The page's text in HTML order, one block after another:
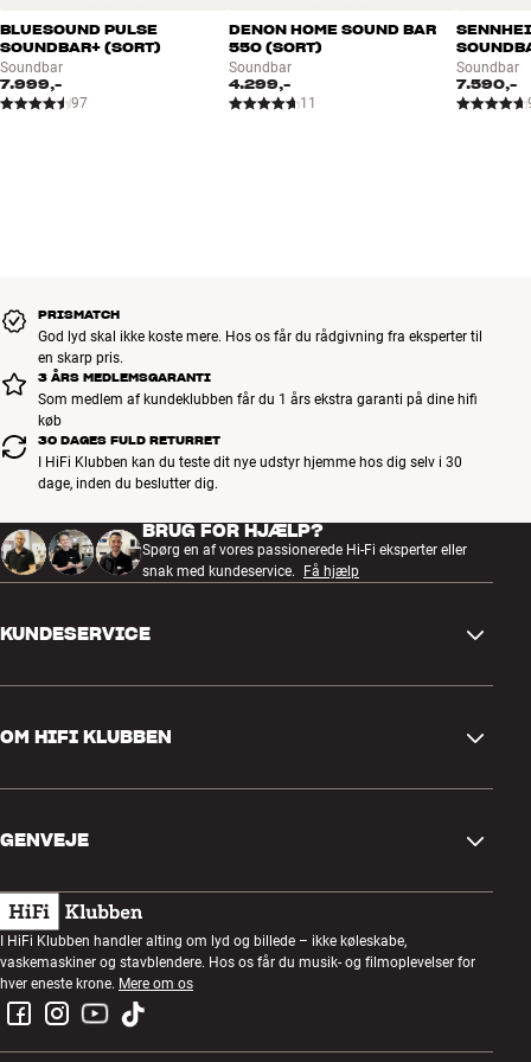
BLUESOUND PULSE
SOUNDBAR+ (SORT)
Soundbar
7.999,-
97
DENON HOME SOUND BAR
550 (SORT)
Soundbar
4.299,-
11
Soundbar
7.590,-
PRISMATCH
God lyd skal ikke koste mere. Hos os får du rådgivning fra eksperter til
en skarp pris.
3 ÅRS MEDLEMSGARANTI
Som medlem af kundeklubben får du 1 års ekstra garanti på dine hifi
køb
30 DAGES FULD RETURRET
I HiFi Klubben kan du teste dit nye udstyr hjemme hos dig selv i 30
dage, inden du beslutter dig.
BRUG FOR HJÆLP?
Spørg en af vores passionerede Hi-Fi eksperter eller
snak med kundeservice.
Få hjælp
KUNDESERVICE
Spørgsmål og svar
Retur og reklamation
Fortryd ordre
Handelsbetingelser
Privatlivspolitik
OM HIFI KLUBBEN
Om os
Kundeklub
Lytteaften
Konkurrencer
Job i HiFi Klubben
GENVEJE
Gavekort
Byg med lyd
Montering og installation
I HiFi Klubben handler alting om lyd og billede – ikke køleskabe,
vaskemaskiner og stavblendere. Hos os får du musik- og filmoplevelser for
hver eneste krone. Mere om os